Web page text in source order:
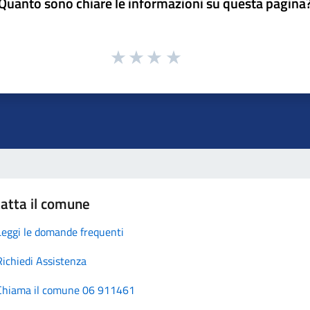
il comune
le domande frequenti
Assistenza
il comune 06 911461